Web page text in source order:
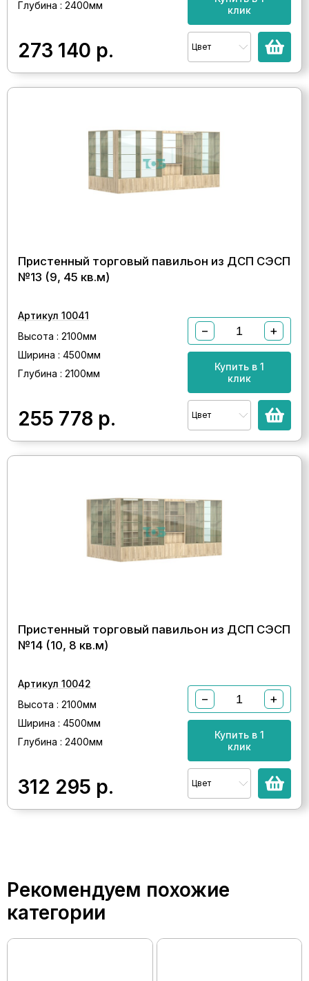
Глубина : 2400мм
273 140 р.
клик
Цвет
Пристенный торговый павильон из ДСП СЭСП
№13 (9, 45 кв.м)
Артикул 10041
Высота : 2100мм
Ширина : 4500мм
Глубина : 2100мм
255 778 р.
− +
Купить в 1
клик
Цвет
Пристенный торговый павильон из ДСП СЭСП
№14 (10, 8 кв.м)
Артикул 10042
Высота : 2100мм
Ширина : 4500мм
Глубина : 2400мм
312 295 р.
− +
Купить в 1
клик
Цвет
Рекомендуем похожие
категории